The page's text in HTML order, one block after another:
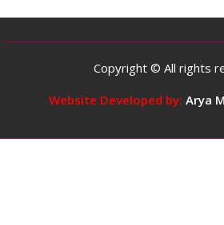
Copyright © All rights
Website Developed by: Arya